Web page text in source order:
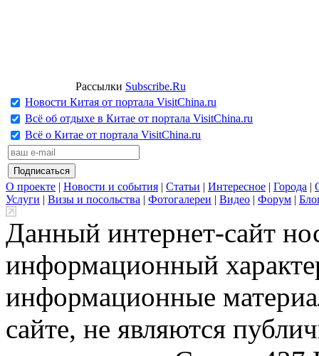
Рассылки Subscribe.Ru
Новости Китая от портала VisitChina.ru
Всё об отдыхе в Китае от портала VisitChina.ru
Всё о Китае от портала VisitChina.ru
О проекте | Новости и события | Статьи | Интересное | Города |
Услуги | Визы и посольства | Фотогалереи | Видео | Форум |
Данный интернет-сайт
информационный
информационные
сайте, не являются